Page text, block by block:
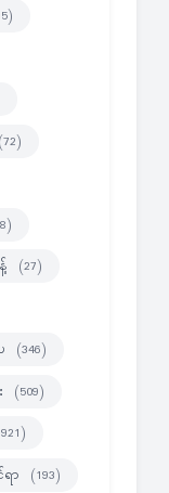
(72)
(27)
(346)
(509)
ာ (193)